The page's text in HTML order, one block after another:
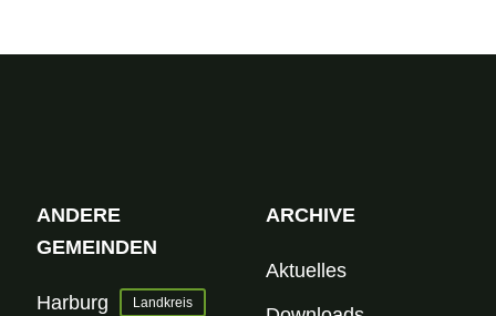
ANDERE
GEMEINDEN
Harburg Landkreis
ARCHIVE
Aktuelles